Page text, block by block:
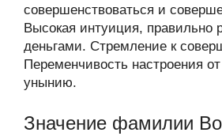
совершенствоваться и
Высокая интуиция, правильно
деньгами. Стремление к
Переменчивость настроения от
унынию.
Значение фамилии